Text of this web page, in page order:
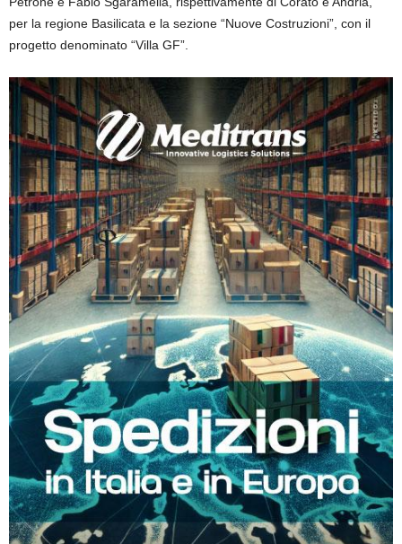
per la regione Basilicata e la sezione “Nuove Costruzioni”, con il
progetto denominato “Villa GF”.